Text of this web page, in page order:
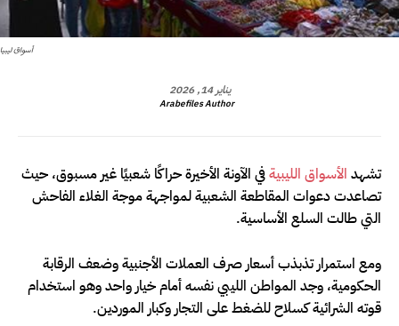
أسواق ليبيا
يناير 14, 2026
Arabefiles Author
تشهد الأسواق الليبيةفي الآونة الأخيرة حراكًا شعبيًا غير مسبوق، حيث
تصاعدت دعوات المقاطعة الشعبية لمواجهة موجة الغلاء الفاحش
التي طالت السلع الأساسية.
ومع استمرار تذبذب أسعار صرف العملات الأجنبية وضعف الرقابة
الحكومية، وجد المواطن الليبي نفسه أمام خيار واحد وهو استخدام
قوته الشرائية كسلاح للضغط على التجار وكبار الموردين.